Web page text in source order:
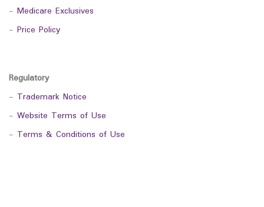
- Medicare Exclusives
- Price Policy
Regulatory
- Trademark Notice
- Website Terms of Use
- Terms & Conditions of Use